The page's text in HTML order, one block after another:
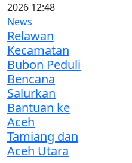
2026 12:48
News
Relawan
Kecamatan
Bubon Peduli
Bencana
Salurkan
Bantuan ke
Aceh
Tamiang dan
Aceh Utara